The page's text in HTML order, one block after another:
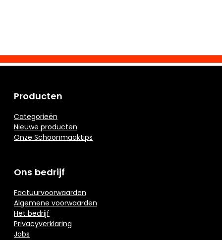
Producten
Categorieën
Nieuwe producten
Onze Schoonmaaktips
Ons bedrijf
Factuurvoorwaarden
Algemene voorwaarden
Het bedrijf
Privacyverklaring
Jobs